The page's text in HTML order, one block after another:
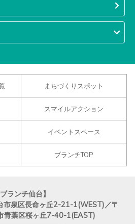
まちづくりスポット
スマイルアクション
イベントスペース
ブランチTOP
ブランチ仙台】
市泉区長命ヶ丘2-21-1(WEST)／〒
青葉区桜ヶ丘7-40-1(EAST)